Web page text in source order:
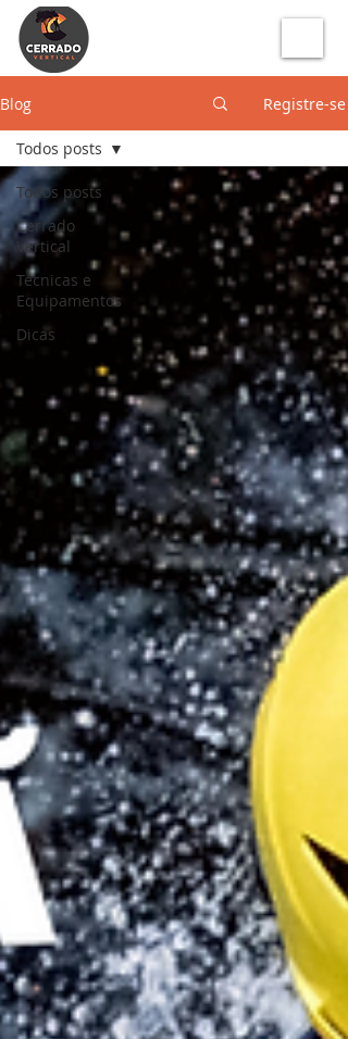
Blog Registre-se
Todos posts
Cerrado
Vertical
Técnicas e
Equipamentos
Dicas
Todos posts